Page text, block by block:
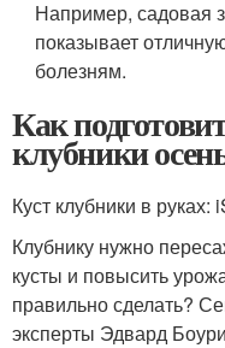
Например, садовая
показывает
болезням.
Как
клубники
Куст клубники в руках:
Клубнику нужно
кусты и повысить
правильно сделать?
эксперты Эдвард